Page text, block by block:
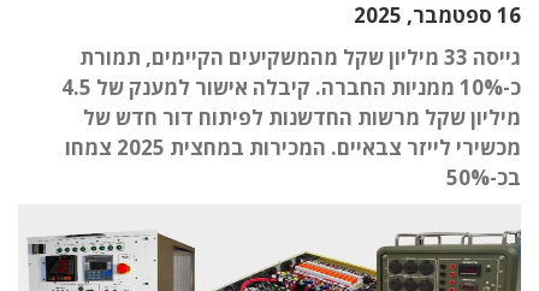
16 ספטמבר, 2025
גייסה 33 מיליון שקל מהמשקיעים הקיימים, תמורת
כ-10% ממניות החברה. קיבלה אישור למענק של 4.5
מיליון שקל מרשות החדשנות לפיתוח דור חדש של
מכשירי לייזר צבאיים. המכירות במחצית 2025 צמחו
בכ-50%